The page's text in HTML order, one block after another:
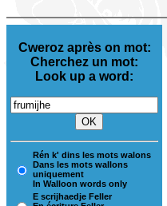
Cweroz après on mot:
Cherchez un mot:
Look up a word:
Rén k' dins les mots walons
Dans les mots wallons
uniquement
In Walloon words only
E scrijhaedje Feller